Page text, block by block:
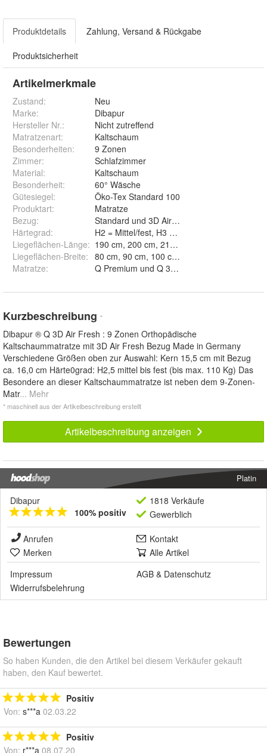
Produktdetails Zahlung, Versand & Rückgabe
Produktsicherheit
Artikelmerkmale
Zustand:
Neu
Marke:
Dibapur
Hersteller Nr.:
Nicht zutreffend
Matratzenart:
Kaltschaum
Besonderheiten:
9 Zonen
Zimmer:
Schlafzimmer
Material:
Kaltschaum
Besonderheit:
60° Wäsche
Gütesiegel:
Öko-Tex Standard 100
Produktart:
Matratze
Bezug:
Standard und 3D Air Fresh
Härtegrad:
Liegeflächen-Länge:
Liegeflächen-Breite:
Matratze: Q Premium und Q 3D Air Fresh
Kurzbeschreibung *
Dibapur ® Q 3D Air Fresh : 9 Zonen Orthopädische
Kaltschaummatratze mit 3D Air Fresh Bezug Made in Germany
Verschiedene Größen oben zur Auswahl: Kern 15,5 cm mit Bezug
ca. 16,0 cm Härte0grad: H2,5 mittel bis fest (bis max. 110 Kg) Das
Besondere an dieser Kaltschaummatratze ist neben dem 9-Zonen-
Matr... Mehr
* maschinell aus der Artikelbeschreibung erstellt
Artikelbeschreibung anzeigen
Platin
Dibapur
100% positiv
1818 Verkäufe
Gewerblich
Anrufen
Kontakt
Merken
Alle Artikel
Impressum
AGB & Datenschutz
Widerrufsbelehrung
Bewertungen
So haben Kunden, die den Artikel bei diesem Verkäufer gekauft
haben, den Kauf bewertet.
Positiv
Von: s***a 02.03.22
Positiv
Von: r***a 08.07.20